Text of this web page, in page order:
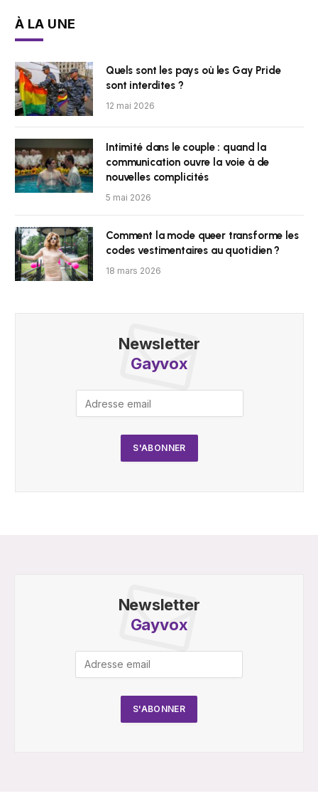
À LA UNE
Quels sont les pays où les Gay Pride
sont interdites ?
12 mai 2026
Intimité dans le couple : quand la
communication ouvre la voie à de
nouvelles complicités
5 mai 2026
Comment la mode queer transforme les
codes vestimentaires au quotidien ?
18 mars 2026
Newsletter
Gayvox
Newsletter
Gayvox